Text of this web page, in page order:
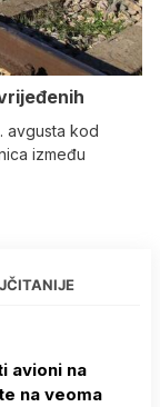
avgusta kod
između
avioni na
na veoma